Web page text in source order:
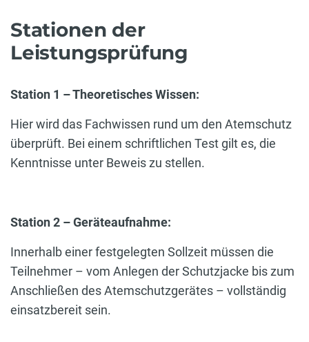
Stationen der
Leistungsprüfung
Station 1 – Theoretisches Wissen:
Hier wird das Fachwissen rund um den Atemschutz
überprüft. Bei einem schriftlichen Test gilt es, die
Kenntnisse unter Beweis zu stellen.
Station 2 – Geräteaufnahme:
Innerhalb einer festgelegten Sollzeit müssen die
Teilnehmer – vom Anlegen der Schutzjacke bis zum
Anschließen des Atemschutzgerätes – vollständig
einsatzbereit sein.